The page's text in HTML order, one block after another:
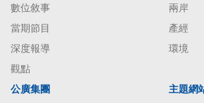
數位敘事
當期節目
深度報導
觀點
兩岸
產經
環境
公廣集團
主題網